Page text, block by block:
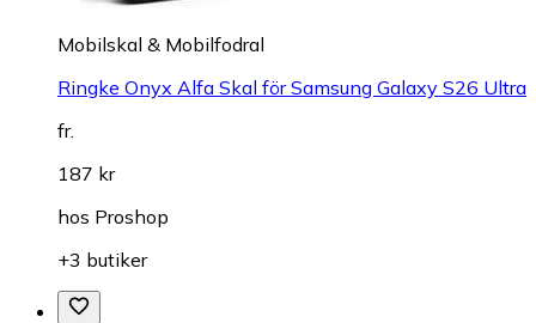
Mobilskal & Mobilfodral
Ringke Onyx Alfa Skal för Samsung Galaxy S26 Ultra
fr.
187 kr
hos Proshop
+3 butiker